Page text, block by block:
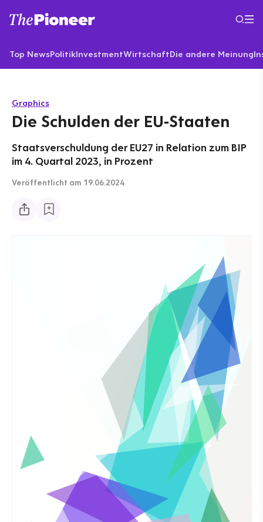
Top NewsPolitikInvestmentWirtschaftDie andere Meinung
Graphics
Die Schulden der EU-Staaten
Staatsverschuldung der EU27 in Relation zum BIP
im 4. Quartal 2023, in Prozent
Veröffentlicht am 19.06.2024